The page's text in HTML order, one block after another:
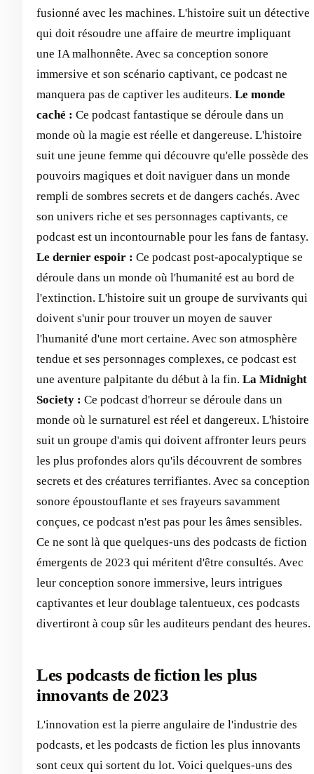
fusionné avec les machines. L'histoire suit un détective
qui doit résoudre une affaire de meurtre impliquant
une IA malhonnête. Avec sa conception sonore
immersive et son scénario captivant, ce podcast ne
manquera pas de captiver les auditeurs. Le monde
caché : Ce podcast fantastique se déroule dans un
monde où la magie est réelle et dangereuse. L'histoire
suit une jeune femme qui découvre qu'elle possède des
pouvoirs magiques et doit naviguer dans un monde
rempli de sombres secrets et de dangers cachés. Avec
son univers riche et ses personnages captivants, ce
podcast est un incontournable pour les fans de fantasy.
Le dernier espoir : Ce podcast post-apocalyptique se
déroule dans un monde où l'humanité est au bord de
l'extinction. L'histoire suit un groupe de survivants qui
doivent s'unir pour trouver un moyen de sauver
l'humanité d'une mort certaine. Avec son atmosphère
tendue et ses personnages complexes, ce podcast est
une aventure palpitante du début à la fin. La Midnight
Society : Ce podcast d'horreur se déroule dans un
monde où le surnaturel est réel et dangereux. L'histoire
suit un groupe d'amis qui doivent affronter leurs peurs
les plus profondes alors qu'ils découvrent de sombres
secrets et des créatures terrifiantes. Avec sa conception
sonore époustouflante et ses frayeurs savamment
conçues, ce podcast n'est pas pour les âmes sensibles. ‍
Ce ne sont là que quelques-uns des podcasts de fiction
émergents de 2023 qui méritent d'être consultés. Avec
leur conception sonore immersive, leurs intrigues
captivantes et leur doublage talentueux, ces podcasts
divertiront à coup sûr les auditeurs pendant des heures.
Les podcasts de fiction les plus
innovants de 2023
L'innovation est la pierre angulaire de l'industrie des
podcasts, et les podcasts de fiction les plus innovants
sont ceux qui sortent du lot. Voici quelques-uns des